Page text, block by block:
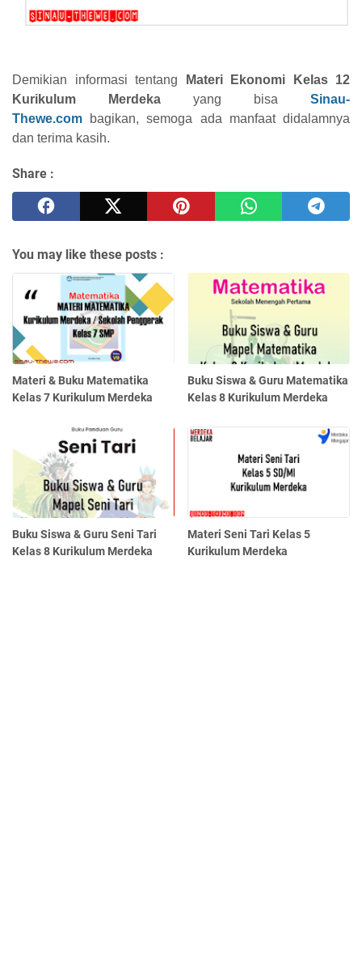
Demikian informasi tentang
Materi Ekonomi Kelas 12
Kurikulum Merdeka yang bisa Sinau-
Thewe.com bagikan, semoga ada manfaat didalamnya
dan terima kasih.
Share :
You may like these posts :
Materi & Buku Matematika
Kelas 7 Kurikulum Merdeka
Buku Siswa & Guru Matematika
Kelas 8 Kurikulum Merdeka
Buku Siswa & Guru Seni Tari
Kelas 8 Kurikulum Merdeka
Materi Seni Tari Kelas 5
Kurikulum Merdeka